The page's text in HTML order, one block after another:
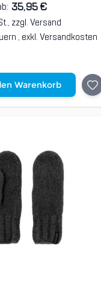
35,95 €
zzgl.Versand
, exkl.Versandkosten
Warenkorb